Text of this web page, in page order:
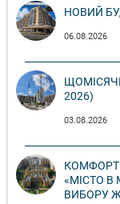
НОВИЙ
06.08.2026
2026)
03.08.2026
КОМФОРТ
«МІСТО В
ВИБОРУ